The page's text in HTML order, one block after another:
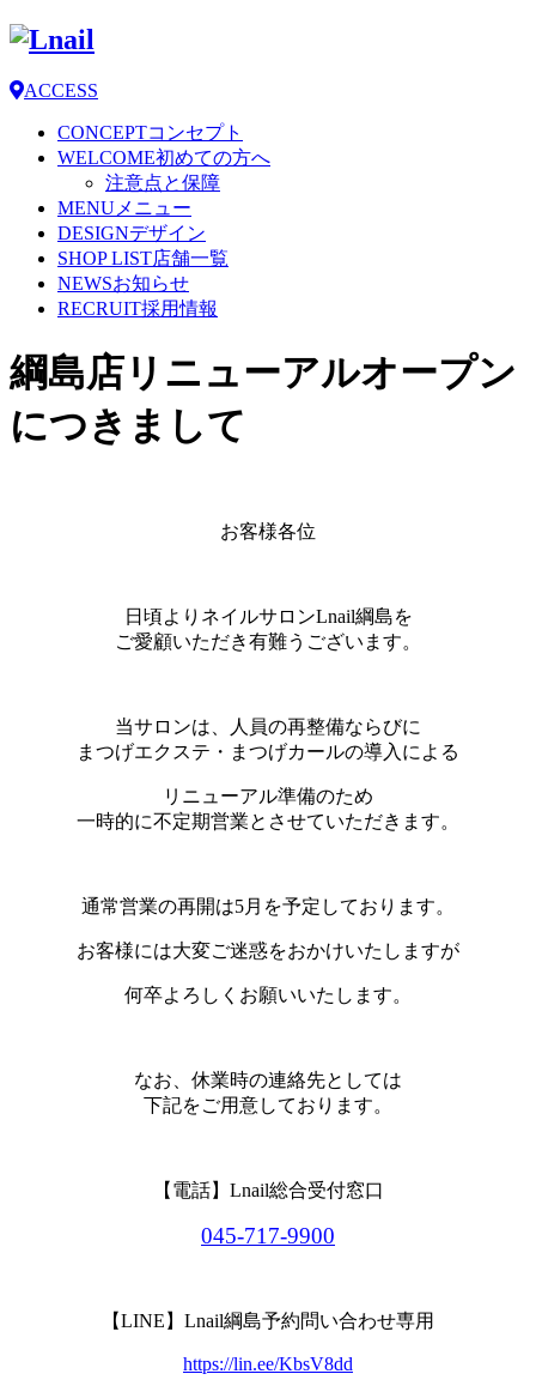
ACCESS
CONCEPTコンセプト
WELCOME初めての方へ
注意点と保障
MENU メニュー
DESIGNデザイン
SHOP LIST店舗一覧
NEWSお知らせ
RECRUIT採用情報
綱島店リニューアルオープン
につきまして
お客様各位
日頃よりネイルサロンLnail綱島を
ご愛顧いただき有難うございます。
当サロンは、人員の再整備ならびに
まつげエクステ・まつげカールの導入による
リニューアル準備のため
一時的に不定期営業とさせていただきます。
通常営業の再開は5月を予定しております。
お客様には大変ご迷惑をおかけいたしますが
何卒よろしくお願いいたします。
なお、休業時の連絡先としては
下記をご用意しております。
【電話】Lnail総合受付窓口
045-717-9900
【LINE】Lnail綱島予約問い合わせ専用
https://lin.ee/KbsV8dd